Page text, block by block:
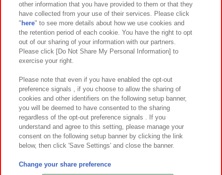
関連会社 サステナビリティ サイトポリシー
プライバシーポリシー ウェブアクセシビリティ方針と検証結果
お取引先さまとともに
カスタマーハラスメント対応方針 よくあるご質問・お問い合わせ
©Bandai Namco Amusement Inc.
©Bandai Namco Amusement Lab Inc.
other information that you have provided to them or that they
have collected from your use of their services. Please click
" here" to see more details about how we use cookies and
the retention period of each cookie. You have the right to opt
out of our sharing of your information with our partners.
Please click [Do Not Share My Personal Information] to
exercise your right.
Please note that even if you have enabled the opt-out
preference signals , if you choose to allow the sharing of
cookies and other identifiers on the following setup banner,
you will be deemed to have consented to the sharing
regardless of the opt-out preference signals . If you
understand and agree to this setting, please manage your
consent on the following setup banner by clicking the link
below, then click 'Save Settings' and close the banner.
Change your share preference